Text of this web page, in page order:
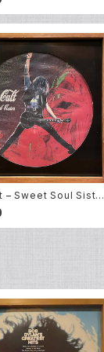
– Sweet Soul Sister